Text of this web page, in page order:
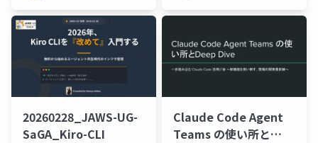
20260228_JAWS-UG-
SaGA_Kiro-CLI
Claude Code Agent
Teams の使い所と